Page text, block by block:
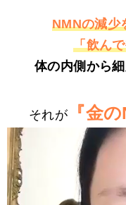
NMNの減少
「飲ん
体の内側から
それが 『金